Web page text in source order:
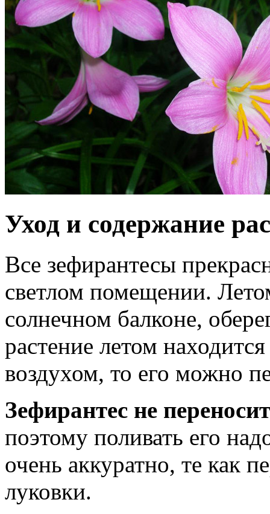
Уход и содержание
Все зефирантесы
светлом помещении.
солнечном балконе,
растение летом
воздухом, то его можно
Зефирантес не переносит
поэтому поливать его
очень аккуратно, те как
луковки.